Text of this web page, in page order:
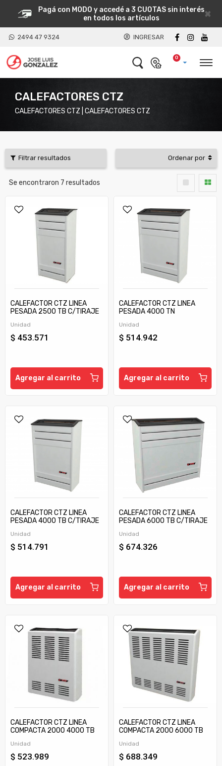
×
Pagá con MODO y accedé a 3 CUOTAS sin interés
en todos los artículos
2494 47 9324 INGRESAR
0
CALEFACTORES CTZ
CALEFACTORES CTZ | CALEFACTORES CTZ
Filtrar resultados Ordenar por
Se encontraron 7 resultados
CALEFACTOR CTZ LINEA
PESADA 2500 TB C/TIRAJE
Unidad
$ 453.571
Agregar al carrito
CALEFACTOR CTZ LINEA
PESADA 4000 TN
Unidad
$ 514.942
Agregar al carrito
CALEFACTOR CTZ LINEA
PESADA 4000 TB C/TIRAJE
Unidad
$ 514.791
Agregar al carrito
CALEFACTOR CTZ LINEA
PESADA 6000 TB C/TIRAJE
Unidad
$ 674.326
Agregar al carrito
CALEFACTOR CTZ LINEA
COMPACTA 2000 4000 TB
Unidad
$ 523.989
CALEFACTOR CTZ LINEA
COMPACTA 2000 6000 TB
Unidad
$ 688.349